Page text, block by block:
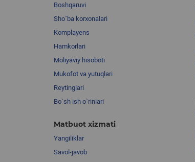
Boshqaruvi
Sho`ba korxonalari
Komplayens
Hamkorlari
Moliyaviy hisoboti
Mukofot va yutuqlari
Reytinglari
Bo`sh ish o`rinlari
Matbuot xizmati
Yangiliklar
Savol-javob